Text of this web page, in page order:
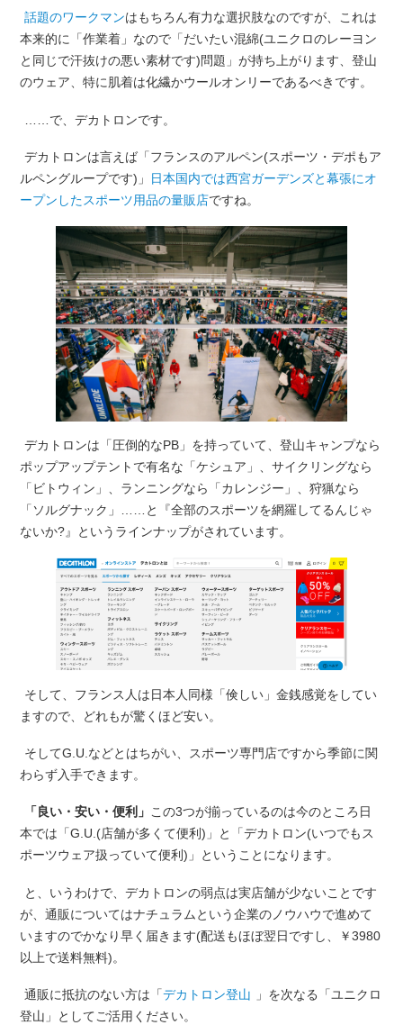
話題のワークマンはもちろん有力な選択肢なのですが、これは
本来的に「作業着」なので「だいたい混綿(ユニクロのレーヨン
と同じで汗抜けの悪い素材です)問題」が持ち上がります、登山
のウェア、特に肌着は化繊かウールオンリーであるべきです。
……で、デカトロンです。
デカトロンは言えば「フランスのアルペン(スポーツ・デポもア
ルペングループです)」
日本国内では西宮ガーデンズと幕張にオ
ープンしたスポーツ用品の量販店ですね。
デカトロンは「圧倒的なPB」を持っていて、登山キャンプなら
ポップアップテントで有名な「ケシュア」、サイクリングなら
「ビトウィン」、ランニングなら「カレンジー」、狩猟なら
「ソルグナック」……と『全部のスポーツを網羅してるんじゃ
ないか?』というラインナップがされています。
そして、フランス人は日本人同様「倹しい」金銭感覚をしてい
ますので、どれもが驚くほど安い。
そしてG.U.などとはちがい、スポーツ専門店ですから季節に関
わらず入手できます。
「良い・安い・便利」 この3つが揃っているのは今のところ日
本では「G.U.(店舗が多くて便利)」と「デカトロン(いつでもス
ポーツウェア扱っていて便利)」ということになります。
と、いうわけで、デカトロンの弱点は実店舗が少ないことです
が、通販についてはナチュラムという企業のノウハウで進めて
いますのでかなり早く届きます(配送もほぼ翌日ですし、￥3980
以上で送料無料)。
通販に抵抗のない方は「デカトロン登山
」を次なる「ユニクロ
登山」としてご活用ください。